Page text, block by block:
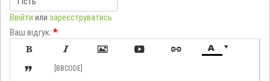
Ввійти или зареєструватись
Ваш відгук: *

     
 [BBCODE]